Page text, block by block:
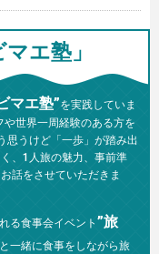
マエ塾」
マエ塾”を実践していま
世界一周経験のある方を
思うけど「一歩」が踏み出
、1人旅の魅力、事前準
話をさせていただきま
る食事会イベント ”旅
一緒に食事をしながら旅